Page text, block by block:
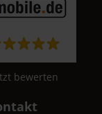
bewerten